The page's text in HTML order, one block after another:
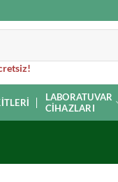
LABORATUVAR
CIHAZLARI